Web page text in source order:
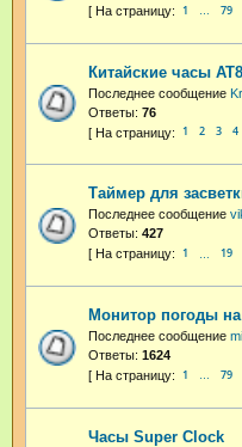
1 … 79
Китайские часы
Последнее сообщение
Ответы: 76
1 2 3 4
Таймер для
Последнее сообщение
Ответы: 427
1 19
Монитор погоды
Последнее сообщение
Ответы: 1624
1 … 79
Часы Super Clock